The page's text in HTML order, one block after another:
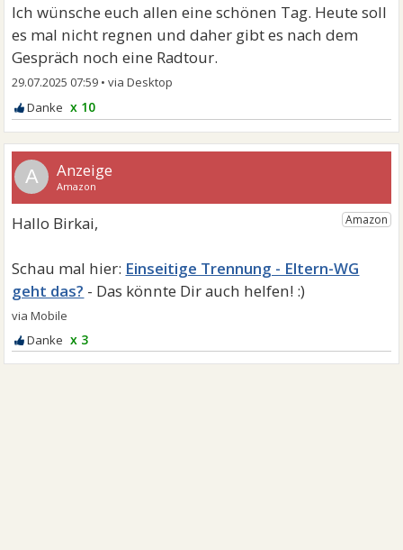
Ich wünsche euch allen eine schönen Tag. Heute soll
es mal nicht regnen und daher gibt es nach dem
Gespräch noch eine Radtour.
29.07.2025 07:59 •
x 10
A
Einseitige Trennung - Eltern-WG
geht das?
x 3